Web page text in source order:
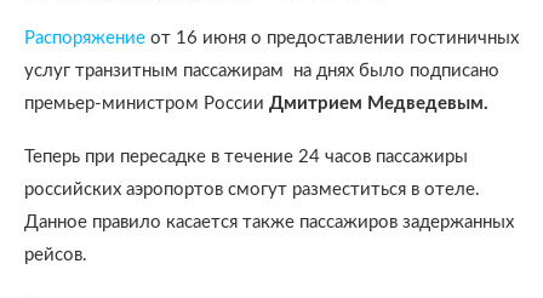
Распоряжение от 16 июня о предоставлении гостиничных
услуг транзитным пассажирам на днях было подписано
премьер-министром России Дмитрием Медведевым.
Теперь при пересадке в течение 24 часов пассажиры
российских аэропортов смогут разместиться в отеле.
Данное правило касается также пассажиров задержанных
рейсов.